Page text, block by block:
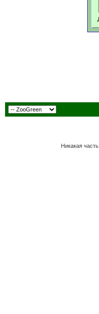
Никакая